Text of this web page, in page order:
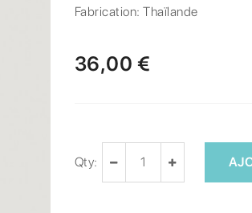
Fabrication:Thaïlande
36,00 €
Qty: